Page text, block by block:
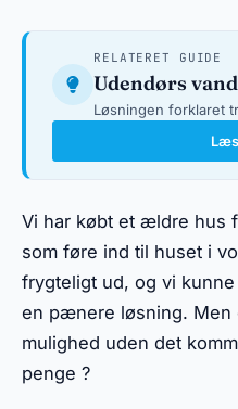
RELATERET GUIDE
Udendørs
Løsningen forklaret
Vi har købt et ældre hus
som føre ind til huset i
frygteligt ud, og vi
en pænere løsning. Men
mulighed uden det
penge ?